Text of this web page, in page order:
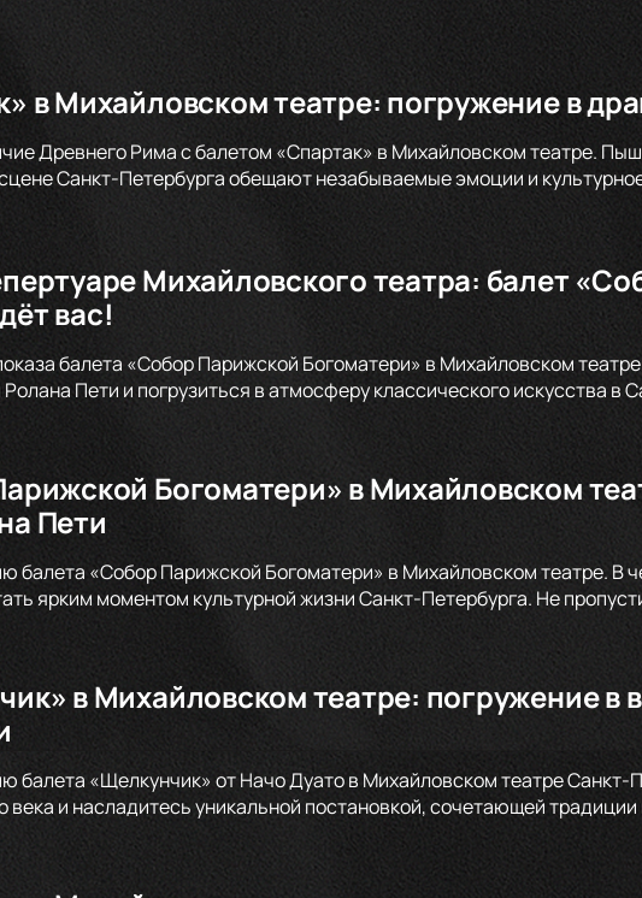
в Михайловском театре: погружение в
Древнего Рима с балетом «Спартак» в Михайловском театре.
Санкт-Петербурга обещают незабываемые эмоции и
Михайловского театра: балет
вас!
балета «Собор Парижской Богоматери» в Михайловском
Пети и погрузиться в атмосферу классического искусства в
Богоматери» в Михайловском
Пети
балета «Собор Парижской Богоматери» в Михайловском театре. В
ярким моментом культурной жизни Санкт-Петербурга. Не
в Михайловском театре: погружение в
балета «Щелкунчик» от Начо Дуато в Михайловском театре Санкт-
и насладитесь уникальной постановкой, сочетающей